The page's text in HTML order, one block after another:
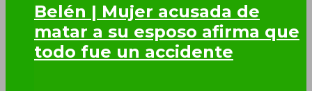
Belén | Mujer acusada de
matar a su esposo afirma que
todo fue un accidente